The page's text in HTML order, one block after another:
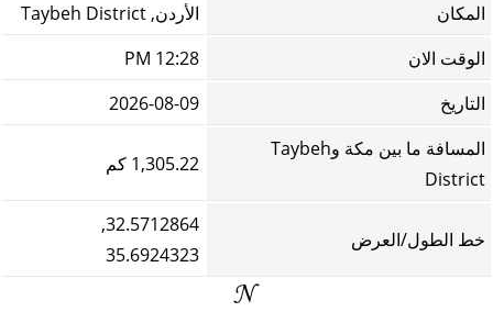
المكان
الأردن, Taybeh District
الوقت الان
12:28 PM
التاريخ
2026-08-09
المسافة ما بين مكة وTaybeh
District
1,305.22 كم
خط الطول/العرض
32.5712864,
35.6924323